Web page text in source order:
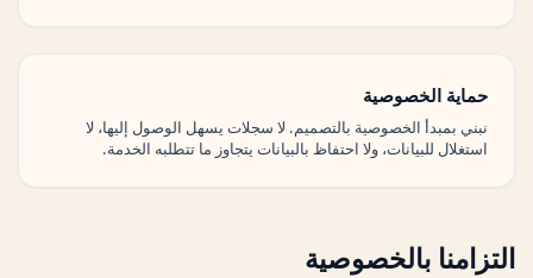
حماية الخصوصية
نبني بمبدأ الخصوصية بالتصميم. لا سجلات يسهل الوصول إليها، لا
استغلال للبيانات، ولا احتفاظ بالبيانات يتجاوز ما تتطلبه الخدمة.
التزامنا بالخصوصية